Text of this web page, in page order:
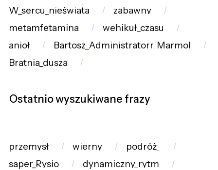
W_sercu_nieświata
zabawny
metamfetamina
wehikuł_czasu
anioł
Bartosz_Administratorr_Marmol
Bratnia_dusza
Ostatnio wyszukiwane frazy
przemysł wierny
podróż_
saper_Rysio
dynamiczny_rytm